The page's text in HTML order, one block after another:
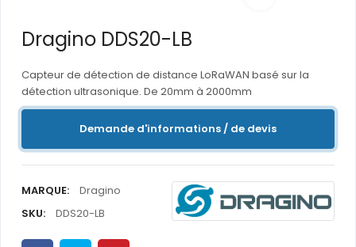
Dragino DDS20-LB
Capteur de détection de distance LoRaWAN basé sur la
détection ultrasonique. De 20mm à 2000mm
Demande d'informations / de devis
MARQUE:
Dragino
SKU:
DDS20-LB